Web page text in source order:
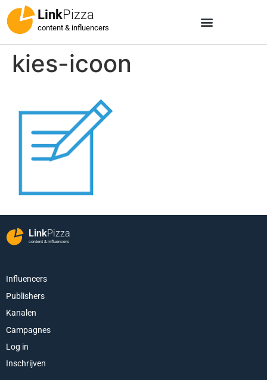
LinkPizza
content & influencers
kies-icoon
LinkPizza
content & influencers
Influencers
Publishers
Kanalen
Campagnes
Log in
Inschrijven